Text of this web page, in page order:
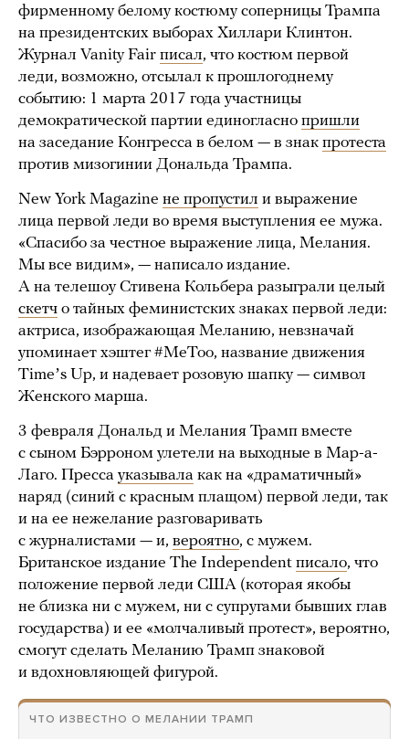
фирменному белому костюму соперницы Трампа
на президентских выборах Хиллари Клинтон.
Журнал Vanity Fair писал, что костюм первой
леди, возможно, отсылал к прошлогоднему
событию: 1 марта 2017 года участницы
демократической партии единогласно пришли
на заседание Конгресса в белом — в знак протеста
против мизогинии Дональда Трампа.
New York Magazine не пропустил и выражение
лица первой леди во время выступления ее мужа.
«Спасибо за честное выражение лица, Мелания.
Мы все видим», — написало издание.
А на телешоу Стивена Кольбера разыграли целый
скетч о тайных феминистских знаках первой леди:
актриса, изображающая Меланию, невзначай
упоминает хэштег #MeToo, название движения
Timeʼs Up, и надевает розовую шапку — символ
Женского марша.
3 февраля Дональд и Мелания Трамп вместе
с сыном Бэрроном улетели на выходные в Мар-а-
Лаго. Пресса указывала как на «драматичный»
наряд (синий с красным плащом) первой леди, так
и на ее нежелание разговаривать
с журналистами — и, вероятно, с мужем.
Британское издание The Independent писало, что
положение первой леди США (которая якобы
не близка ни с мужем, ни с супругами бывших глав
государства) и ее «молчаливый протест», вероятно,
смогут сделать Меланию Трамп знаковой
и вдохновляющей фигурой.
ЧТО ИЗВЕСТНО О МЕЛАНИИ ТРАМП